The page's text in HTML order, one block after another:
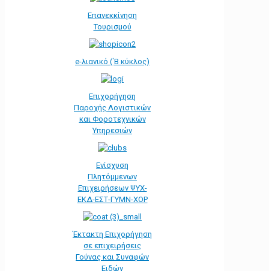
Επανεκκίνηση
Τουρισμού
e-λιανικό (΄Β κύκλος)
Επιχορήγηση
Παροχής Λογιστικών
και Φοροτεχνικών
Υπηρεσιών
Ενίσχυση
Πλητόμμενων
Επιχειρήσεων ΨΥΧ-
ΕΚΔ-ΕΣΤ-ΓΥΜΝ-ΧΟΡ
Έκτακτη Επιχορήγηση
σε επιχειρήσεις
Γούνας και Συναφών
Ειδών